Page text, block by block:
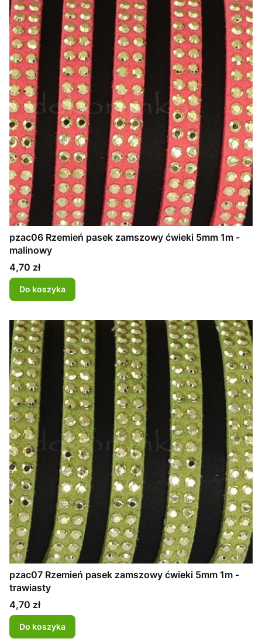
pzac06 Rzemień pasek zamszowy ćwieki 5mm 1m -
malinowy
Cena
4,70 zł
Do koszyka
pzac07 Rzemień pasek zamszowy ćwieki 5mm 1m -
trawiasty
Cena
4,70 zł
Do koszyka